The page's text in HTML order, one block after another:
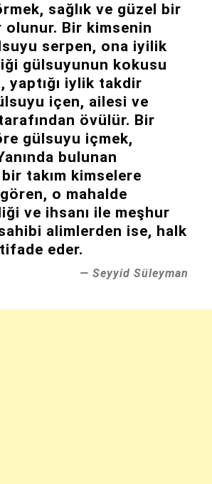
sağlık ve güzel bir
olunur. Bir kimsenin
serpen, ona iyilik
gülsuyunun kokusu
yaptığı iylik takdir
içen, ailesi ve
övülür. Bir
gülsuyu içmek,
bulunan
bir takım kimselere
gören, o mahalde
ve ihsanı ile meşhur
alimlerden ise, halk
eder.
Seyyid Süleyman